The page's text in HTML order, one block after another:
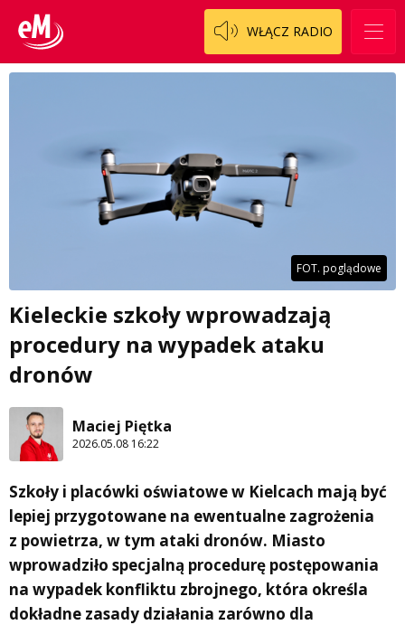
WŁĄCZ RADIO
FOT. poglądowe
Kieleckie szkoły wprowadzają
procedury na wypadek ataku
dronów
Maciej Piętka
2026.05.08 16:22
Szkoły i placówki oświatowe w Kielcach mają być
lepiej przygotowane na ewentualne zagrożenia
z powietrza, w tym ataki dronów. Miasto
wprowadziło specjalną procedurę postępowania
na wypadek konfliktu zbrojnego, która określa
dokładne zasady działania zarówno dla